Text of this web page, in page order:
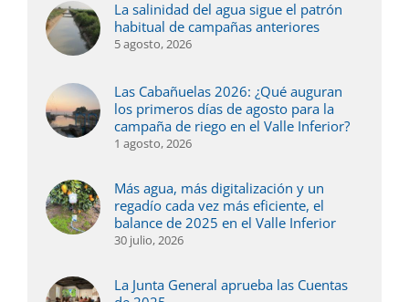
La salinidad del agua sigue el patrón
habitual de campañas anteriores
5 agosto, 2026
Las Cabañuelas 2026: ¿Qué auguran
los primeros días de agosto para la
campaña de riego en el Valle Inferior?
1 agosto, 2026
Más agua, más digitalización y un
regadío cada vez más eficiente, el
balance de 2025 en el Valle Inferior
30 julio, 2026
La Junta General aprueba las Cuentas